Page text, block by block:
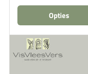
Opties